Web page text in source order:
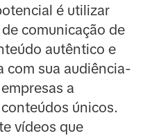
é utilizar
comunicação de
autêntico e
com sua audiência-
a
únicos.
vídeos que